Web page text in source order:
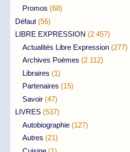
Promos (68)
Défaut (56)
LIBRE EXPRESSION (2 457)
Actualités Libre Expression (277)
Archives Poèmes (2 112)
Libraires (1)
Partenaires (15)
Savoir (47)
LIVRES (537)
Autobiographie (127)
Autres (21)